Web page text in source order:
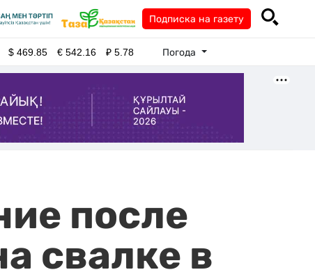
Подписка на газету
$469.85 €542.16 ₽5.78 Погода
после
свалке в